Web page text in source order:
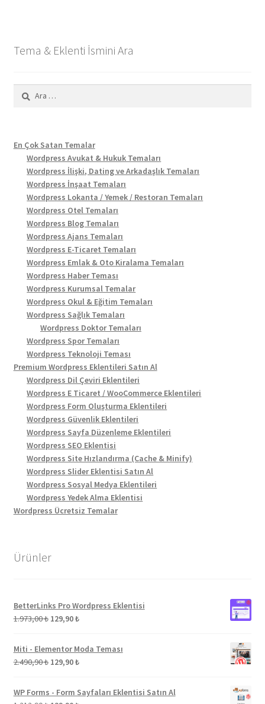
Tema & Eklenti İsmini Ara
Arama:
En Çok Satan Temalar
Wordpress Avukat & Hukuk Temaları
Wordpress İlişki, Dating ve Arkadaşlık Temaları
Wordpress İnşaat Temaları
Wordpress Lokanta / Yemek / Restoran Temaları
Wordpress Otel Temaları
Wordpress Blog Temaları
Wordpress Ajans Temaları
Wordpress E-Ticaret Temaları
Wordpress Emlak & Oto Kiralama Temaları
Wordpress Haber Teması
Wordpress Kurumsal Temalar
Wordpress Okul & Eğitim Temaları
Wordpress Sağlık Temaları
Wordpress Doktor Temaları
Wordpress Spor Temaları
Wordpress Teknoloji Teması
Premium Wordpress Eklentileri Satın Al
Wordpress Dil Çeviri Eklentileri
Wordpress E Ticaret / WooCommerce Eklentileri
Wordpress Form Oluşturma Eklentileri
Wordpress Güvenlik Eklentileri
Wordpress Sayfa Düzenleme Eklentileri
Wordpress SEO Eklentisi
Wordpress Site Hızlandırma (Cache & Minify)
Wordpress Slider Eklentisi Satın Al
Wordpress Sosyal Medya Eklentileri
Wordpress Yedek Alma Eklentisi
Wordpress Ücretsiz Temalar
Ürünler
BetterLinks Pro Wordpress Eklentisi
1.973,00₺ Orijinal
1.973,00 ₺.
129,90₺Şu
fiyat:
Miti - Elementor Moda Teması
2.490,90₺ Orijinal
2.490,90 ₺.
129,90₺Şu
fiyat:
WP Forms - Form Sayfaları Eklentisi Satın Al